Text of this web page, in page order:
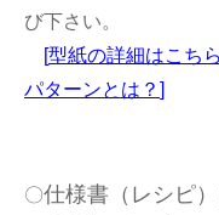
び下さい。
[型紙の詳細はこち
パターンとは？ ]
〇仕様書（レシピ